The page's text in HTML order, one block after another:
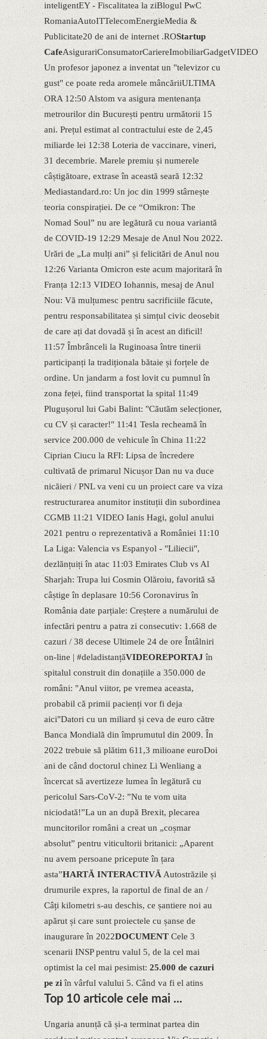
inteligentEY - Fiscalitatea la ziBlogul PwC
RomaniaAutoITTelecomEnergieMedia &
Publicitate20 de ani de internet .ROStartup
CafeAsigurariConsumatorCariereImobiliarGadgetVIDEO
Un profesor japonez a inventat un "televizor cu
gust" ce poate reda aromele mâncăriiULTIMA
ORA 12:50 Alstom va asigura mentenanța
metrourilor din București pentru următorii 15
ani. Prețul estimat al contractului este de 2,45
miliarde lei 12:38 Loteria de vaccinare, vineri,
31 decembrie. Marele premiu și numerele
câștigătoare, extrase în această seară 12:32
Mediastandard.ro: Un joc din 1999 stârnește
teoria conspirației. De ce “Omikron: The
Nomad Soul” nu are legătură cu noua variantă
de COVID-19 12:29 Mesaje de Anul Nou 2022.
Urări de „La mulți ani” și felicitări de Anul nou
12:26 Varianta Omicron este acum majoritară în
Franța 12:13 VIDEO Iohannis, mesaj de Anul
Nou: Vă mulțumesc pentru sacrificiile făcute,
pentru responsabilitatea și simțul civic deosebit
de care ați dat dovadă și în acest an dificil!
11:57 Îmbrânceli la Ruginoasa între tinerii
participanți la tradiționala bătaie și forțele de
ordine. Un jandarm a fost lovit cu pumnul în
zona feței, fiind transportat la spital 11:49
Plugușorul lui Gabi Balint: "Căutăm selecționer,
cu CV și caracter!" 11:41 Tesla recheamă în
service 200.000 de vehicule în China 11:22
Ciprian Ciucu la RFI: Lipsa de încredere
cultivată de primarul Nicușor Dan nu va duce
nicăieri / PNL va veni cu un proiect care va viza
restructurarea anumitor instituții din subordinea
CGMB 11:21 VIDEO Ianis Hagi, golul anului
2021 pentru o reprezentativă a României 11:10
La Liga: Valencia vs Espanyol - "Liliecii",
dezlănțuiți în atac 11:03 Emirates Club vs Al
Sharjah: Trupa lui Cosmin Olăroiu, favorită să
câștige în deplasare 10:56 Coronavirus în
România date parțiale: Creștere a numărului de
infectări pentru a patra zi consecutiv: 1.668 de
cazuri / 38 decese Ultimele 24 de ore Întâlniri
on-line | #deladistanțăVIDEOREPORTAJîn
spitalul construit din donațiile a 350.000 de
români: "Anul viitor, pe vremea aceasta,
probabil că primii pacienți vor fi deja
aici"Datori cu un miliard și ceva de euro către
Banca Mondială din împrumutul din 2009. În
2022 trebuie să plătim 611,3 milioane euroDoi
ani de când doctorul chinez Li Wenliang a
încercat să avertizeze lumea în legătură cu
pericolul Sars-CoV-2: ”Nu te vom uita
niciodată!”La un an după Brexit, plecarea
muncitorilor români a creat un „coșmar
absolut” pentru viticultorii britanici: „Aparent
nu avem persoane pricepute în țara
asta”HARTĂ INTERACTIVĂAutostrăzile și
drumurile expres, la raportul de final de an /
Câți kilometri s-au deschis, ce șantiere noi au
apărut și care sunt proiectele cu șanse de
inaugurare în 2022​DOCUMENTCele 3
scenarii INSP pentru valul 5, de la cel mai
optimist la cel mai pesimist:25.000 de cazuri
pe ziîn vârful valului 5. Când va fi el atins
Top 10 articole cele mai ...
Ungaria anunță că și-a terminat partea din